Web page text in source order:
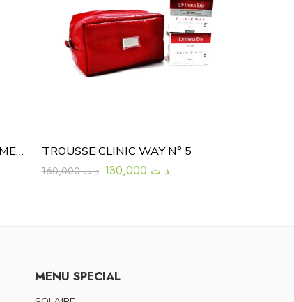
MARTI DERM DSP CREME PIGMENT ZERO SPF 50+ 40ML
TROUSSE CLINIC WAY N° 5
د.ت160,000 د.ت
MENU SPECIAL